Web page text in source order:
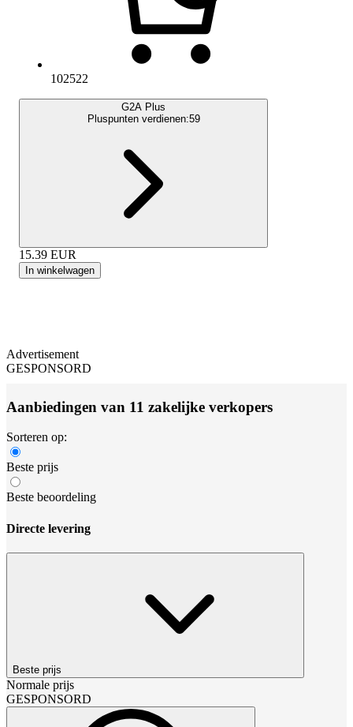
102522
G2A Plus
Pluspunten verdienen:59
15.39 EUR
In winkelwagen
Advertisement
GESPONSORD
Aanbiedingen van 11 zakelijke verkopers
Sorteren op:
Beste prijs
Beste beoordeling
Directe levering
Beste prijs
Normale prijs
GESPONSORD